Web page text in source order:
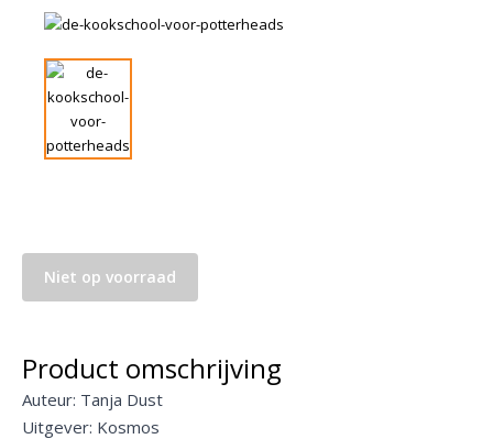
Niet op voorraad
Product omschrijving
Auteur: Tanja Dust
Uitgever: Kosmos